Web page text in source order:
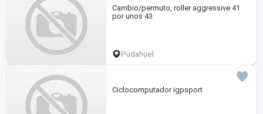
Cambio/permuto, roller aggressive 41
por unos 43
Pudahuel
Ciclocomputador igpsport